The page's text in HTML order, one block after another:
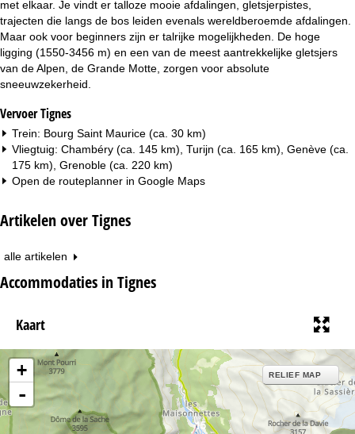
met elkaar. Je vindt er talloze mooie afdalingen, gletsjerpistes,
trajecten die langs de bos leiden evenals wereldberoemde afdalingen.
Maar ook voor beginners zijn er talrijke mogelijkheden. De hoge
ligging (1550-3456 m) en een van de meest aantrekkelijke gletsjers
van de Alpen, de Grande Motte, zorgen voor absolute
sneeuwzekerheid.
Vervoer Tignes
Trein: Bourg Saint Maurice (ca. 30 km)
Vliegtuig: Chambéry (ca. 145 km), Turijn (ca. 165 km), Genève (ca.
175 km), Grenoble (ca. 220 km)
Open de routeplanner in Google Maps
Artikelen over Tignes
alle artikelen
Accommodaties in Tignes
Kaart
15
+
-
RELIEF MAP